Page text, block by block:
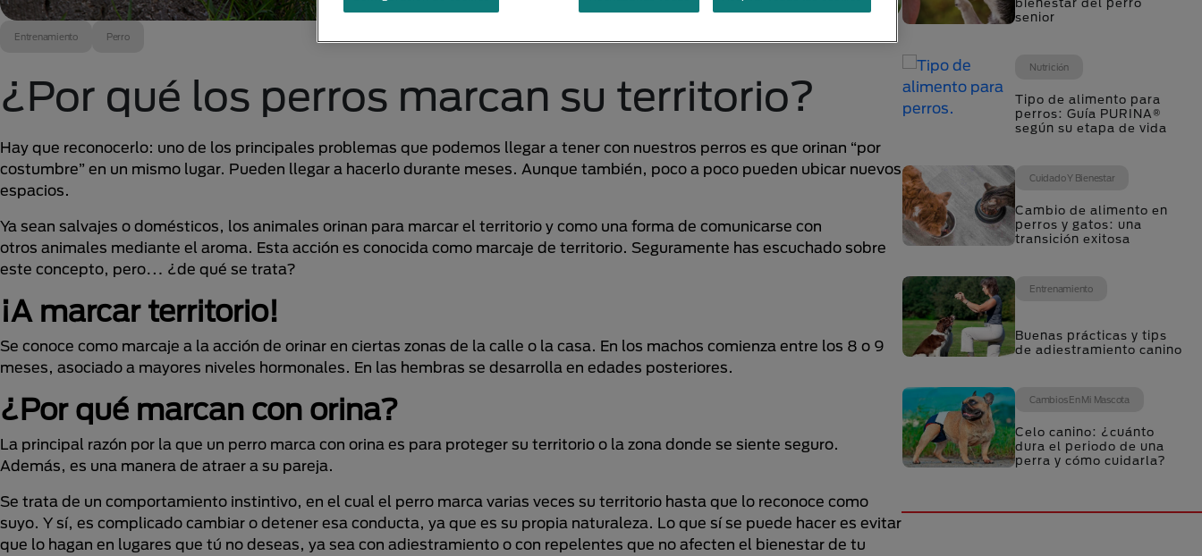
Entrenamiento Perro
¿Por qué los perros marcan su territorio?
Hay que reconocerlo: uno de los principales problemas que podemos llegar a tener con nuestros perros es que orinan “por
costumbre” en un mismo lugar. Pueden llegar a hacerlo durante meses. Aunque también, poco a poco pueden ubicar nuevos
espacios.
Ya sean salvajes o domésticos, los animales orinan para marcar el territorio y como una forma de comunicarse con
otros animales mediante el aroma. Esta acción es conocida como marcaje de territorio. Seguramente has escuchado sobre
este concepto, pero… ¿de qué se trata?
¡A marcar territorio!
Se conoce como marcaje a la acción de orinar en ciertas zonas de la calle o la casa. En los machos comienza entre los 8 o 9
meses, asociado a mayores niveles hormonales. En las hembras se desarrolla en edades posteriores.
¿Por qué marcan con orina?
La principal razón por la que un perro marca con orina es para proteger su territorio o la zona donde se siente seguro.
Además, es una manera de atraer a su pareja.
Se trata de un comportamiento instintivo, en el cual el perro marca varias veces su territorio hasta que lo reconoce como
suyo. Y sí, es complicado cambiar o detener esa conducta, ya que es su propia naturaleza. Lo que sí se puede hacer es evitar
que lo hagan en lugares que tú no deseas, ya sea con adiestramiento o con repelentes que no afecten el bienestar de tu
senior
Nutrición
Tipo de alimento para
perros: Guía PURINA®
según su etapa de vida
Cuidado Y Bienestar
Cambio de alimento en
perros y gatos: una
transición exitosa
Entrenamiento
Buenas prácticas y tips
de adiestramiento canino
Cambios En Mi Mascota
Celo canino: ¿cuánto
dura el periodo de una
perra y cómo cuidarla?